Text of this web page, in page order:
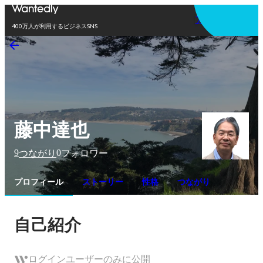
400万人が利用するビジネスSNS
アプリを使う
藤中達也
9つながり 0フォロワー
プロフィール ストーリー 性格 つながり
自己紹介
ログインユーザーのみに公開